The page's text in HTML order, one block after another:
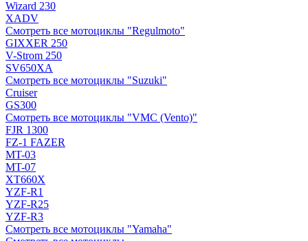
Wizard 230
XADV
Смотреть все мотоциклы "Regulmoto"
GIXXER 250
V-Strom 250
SV650XA
Смотреть все мотоциклы "Suzuki"
Cruiser
GS300
Смотреть все мотоциклы "VMC (Vento)"
FJR 1300
FZ-1 FAZER
MT-03
MT-07
XT660X
YZF-R1
YZF-R25
YZF-R3
Смотреть все мотоциклы "Yamaha"